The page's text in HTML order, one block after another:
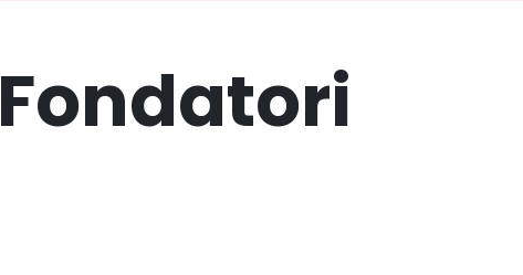
Fondatori